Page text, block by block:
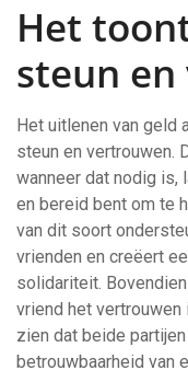
Het
steun
Het uitlenen van geld
steun en vertrouwen.
wanneer dat nodig is,
en bereid bent om te
van dit soort
vrienden en creëert
solidariteit.
vriend het vertrouwen
zien dat beide
betrouwbaarheid van